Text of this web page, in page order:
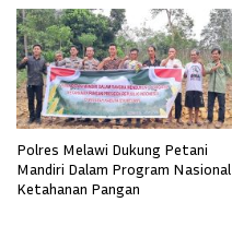
Polres Melawi Dukung Petani
Mandiri Dalam Program Nasional
Ketahanan Pangan